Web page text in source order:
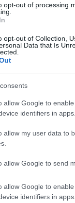
opt-out of processing
opt-out of Collection,
Data that Is
allow Google to
identifiers in apps.
allow my user data to
allow Google to send
allow Google to
identifiers in apps.
e proprio
da una
emergono in
di pura
tensione è
nel snowboard